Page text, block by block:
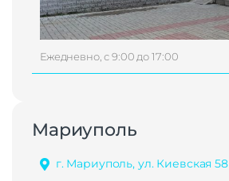
Ежедневно, с 9:00 до 17:00
Мариуполь
г. Мариуполь, ул. Киевская 58